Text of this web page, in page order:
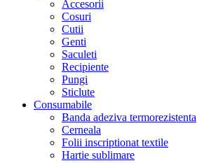
Accesorii
Cosuri
Cutii
Genti
Saculeti
Recipiente
Pungi
Sticlute
Consumabile
Banda adeziva termorezistenta
Cerneala
Folii inscriptionat textile
Hartie sublimare